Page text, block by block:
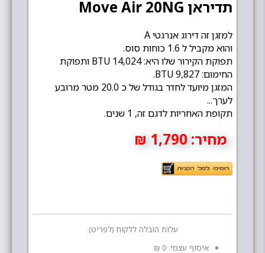
תדיראן Move Air 20NG
למזגן זה דירוג אנרגטי A
והוא מקביל ל 1.6 כוחות סוס.
תפוקת הקירור שלו היא: 14,024 BTU ותפוקת
החימום: 9,827 BTU.
המזגן מיועד לחדר בגודל של כ 20.0 מטר מרובע
לערך...
תקופת האחריות לדגם זה, 1 שנים.
מחיר: 1,790 ₪
עלות הובלה ללקוח (לפריט):
איסוף עצמי: 0 ₪